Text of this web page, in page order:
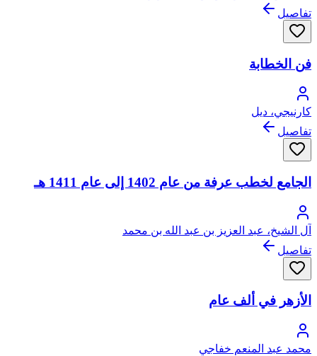
تفاصيل
فن الخطابة
كارنيجي، ديل
تفاصيل
الجامع لخطب عرفة من عام 1402 إلى عام 1411 هـ
آل الشيخ، عبد العزيز بن عبد الله بن محمد
تفاصيل
الأزهر في ألف عام
محمد عبد المنعم خفاجي